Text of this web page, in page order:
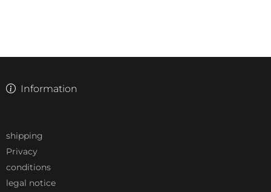
Information
shipping
Privacy
conditions
legal notice